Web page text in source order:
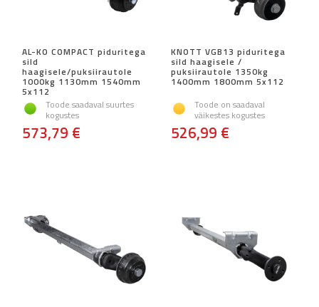
AL-KO COMPACT piduritega
sild
haagisele/puksiirautole
1000kg 1130mm 1540mm
5x112
Toode saadaval suurtes
kogustes
573,79 €
KNOTT VGB13 piduritega
sild haagisele /
puksiirautole 1350kg
1400mm 1800mm 5x112
Toode on saadaval
väikestes kogustes
526,99 €